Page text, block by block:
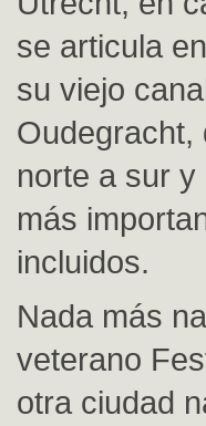
se articula
su viejo
Oudegracht,
norte a sur
más
incluidos.
Nada más
veterano
otra ciudad